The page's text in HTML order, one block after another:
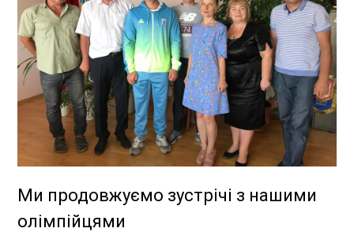
Ми продовжуємо зустрічі з нашими
олімпійцями